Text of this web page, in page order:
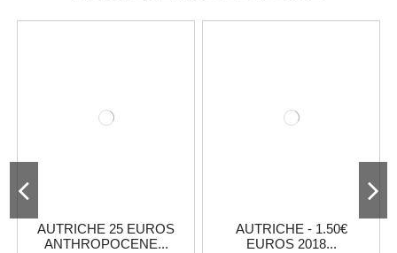
AUTRICHE 25 EUROS
ANTHROPOCENE...
AUTRICHE - 1.50€
EUROS 2018...